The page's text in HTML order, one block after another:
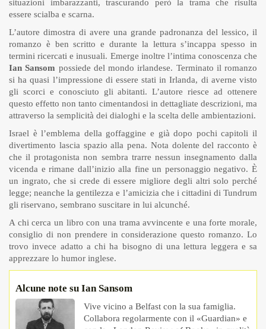
situazioni imbarazzanti, trascurando però la trama che risulta
essere scialba e scarna.
L’autore dimostra di avere una grande padronanza del lessico, il
romanzo è ben scritto e durante la lettura s’incappa spesso in
termini ricercati e inusuali. Emerge inoltre l’intima conoscenza che
Ian Sansom possiede del mondo irlandese. Terminato il romanzo
si ha quasi l’impressione di essere stati in Irlanda, di averne visto
gli scorci e conosciuto gli abitanti. L’autore riesce ad ottenere
questo effetto non tanto cimentandosi in dettagliate descrizioni, ma
attraverso la semplicità dei dialoghi e la scelta delle ambientazioni.
Israel è l’emblema della goffaggine e già dopo pochi capitoli il
divertimento lascia spazio alla pena. Nota dolente del racconto è
che il protagonista non sembra trarre nessun insegnamento dalla
vicenda e rimane dall’inizio alla fine un personaggio negativo. È
un ingrato, che si crede di essere migliore degli altri solo perché
legge; neanche la gentilezza e l’amicizia che i cittadini di Tundrum
gli riservano, sembrano suscitare in lui alcunché.
A chi cerca un libro con una trama avvincente e una forte morale,
consiglio di non prendere in considerazione questo romanzo. Lo
trovo invece adatto a chi ha bisogno di una lettura leggera e sa
apprezzare lo humor inglese.
Alcune note su Ian Sansom
Vive vicino a Belfast con la sua famiglia.
Collabora regolarmente con il «Guardian» e